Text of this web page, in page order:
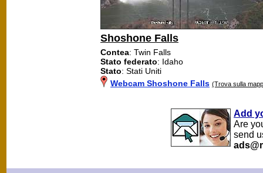
Shoshone Falls
Contea: Twin Falls
Stato federato: Idaho
Stato: Stati Uniti
Webcam Shoshone Falls (Trova sulla
Add
Are
send